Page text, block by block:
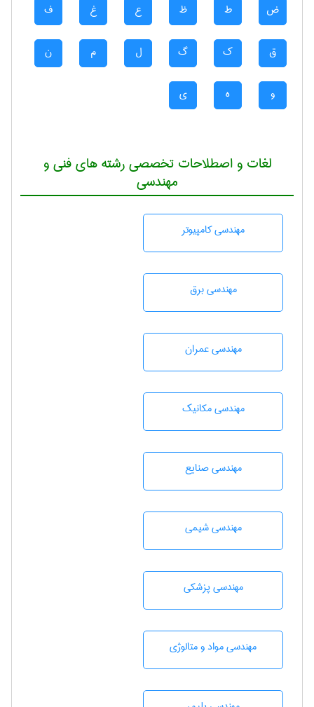
ض ط ظ ع غ ف
ق ک گ ل م ن
و ه ی
لغات و اصطلاحات تخصصی رشته های فنی و
مهندسی
مهندسی كامپيوتر
مهندسی برق
مهندسی عمران
مهندسی مکانیک
مهندسی صنايع
مهندسي شيمی
مهندسی پزشکی
مهندسی مواد و متالوژی